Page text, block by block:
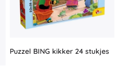
Puzzel BING kikker 24 stukjes